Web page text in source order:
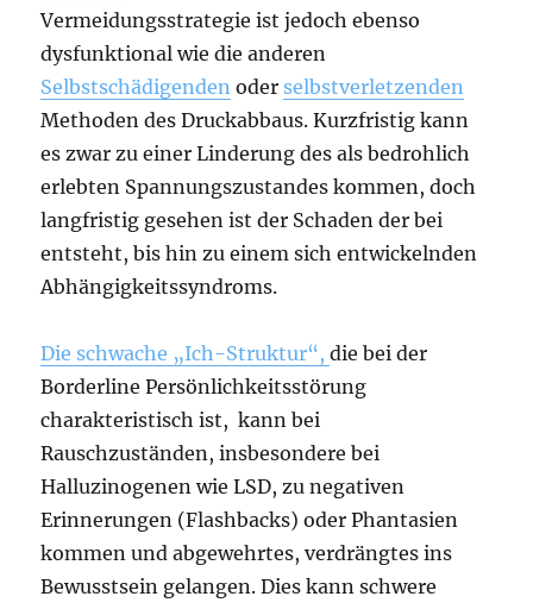
Vermeidungsstrategie ist jedoch ebenso
dysfunktional wie die anderen
Selbstschädigenden oder selbstverletzenden
Methoden des Druckabbaus. Kurzfristig kann
es zwar zu einer Linderung des als bedrohlich
erlebten Spannungszustandes kommen, doch
langfristig gesehen ist der Schaden der bei
entsteht, bis hin zu einem sich entwickelnden
Abhängigkeitssyndroms.
Die schwache „Ich-Struktur“,die bei der
Borderline Persönlichkeitsstörung
charakteristisch ist, kann bei
Rauschzuständen, insbesondere bei
Halluzinogenen wie LSD, zu negativen
Erinnerungen (Flashbacks) oder Phantasien
kommen und abgewehrtes, verdrängtes ins
Bewusstsein gelangen. Dies kann schwere